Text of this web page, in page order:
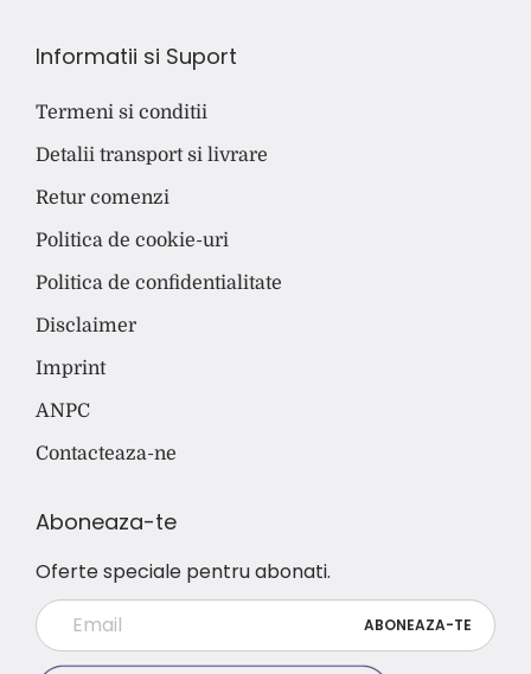
Informatii si Suport
Termeni si conditii
Detalii transport si livrare
Retur comenzi
Politica de cookie-uri
Politica de confidentialitate
Disclaimer
Imprint
ANPC
Contacteaza-ne
Aboneaza-te
Oferte speciale pentru abonati.